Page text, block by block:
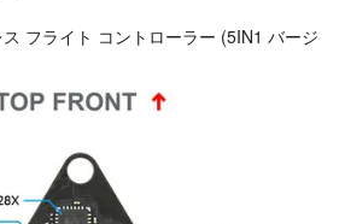
フライト コントローラー (5IN1 バージ